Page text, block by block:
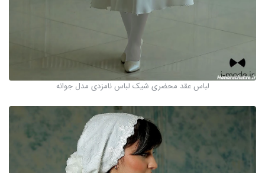
لباس عقد محضری شیک لباس نامزدی مدل جوانه